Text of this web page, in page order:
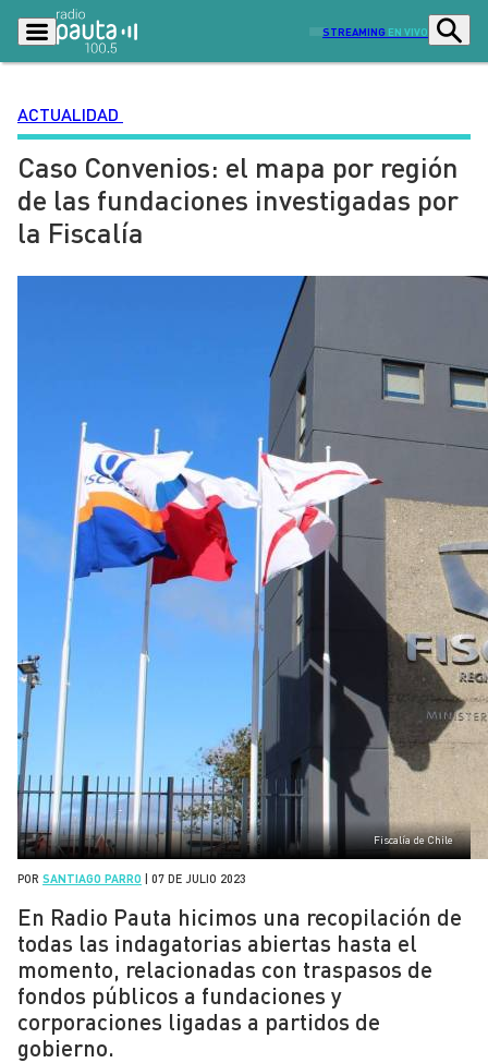
STREAMING EN VIVO
Podcasts Programas
Lo Último Actualidad
Ciudad
Opinión
Dato en Pauta Señal 2
Contenido Patrocinado
ACTUALIDAD
Caso Convenios: el mapa por región
de las fundaciones investigadas por
la Fiscalía
Fiscalía de Chile
POR SANTIAGO PARRO 07 DE JULIO 2023
En Radio Pauta hicimos una recopilación de
todas las indagatorias abiertas hasta el
momento, relacionadas con traspasos de
fondos públicos a fundaciones y
corporaciones ligadas a partidos de
gobierno.